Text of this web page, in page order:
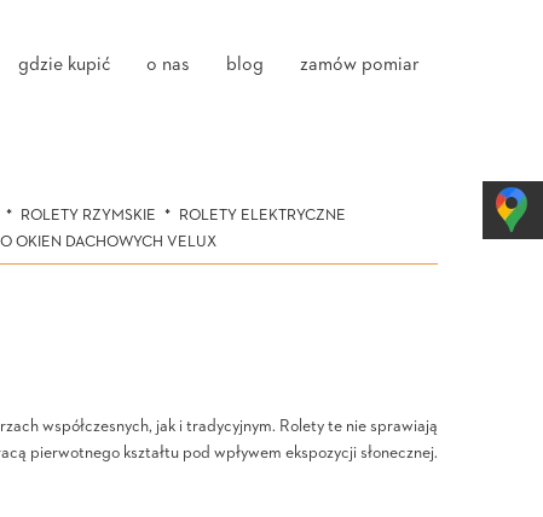
gdzie kupić o nas blog zamów pomiar
ROLETY RZYMSKIE
ROLETY ELEKTRYCZNE
OKIEN DACHOWYCH VELUX
współczesnych, jak i tradycyjnym. Rolety te nie sprawiają
pierwotnego kształtu pod wpływem ekspozycji słonecznej.